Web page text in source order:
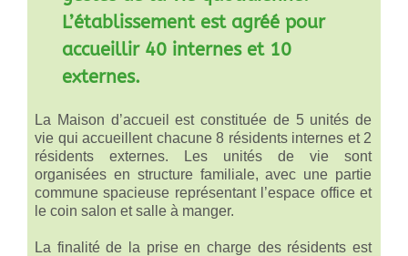
L’établissement est agréé pour
accueillir 40 internes et 10
externes.
La Maison d’accueil est constituée de 5 unités de
vie qui accueillent chacune 8 résidents internes et 2
résidents externes. Les unités de vie sont
organisées en structure familiale, avec une partie
commune spacieuse représentant l’espace office et
le coin salon et salle à manger.
La finalité de la prise en charge des résidents est